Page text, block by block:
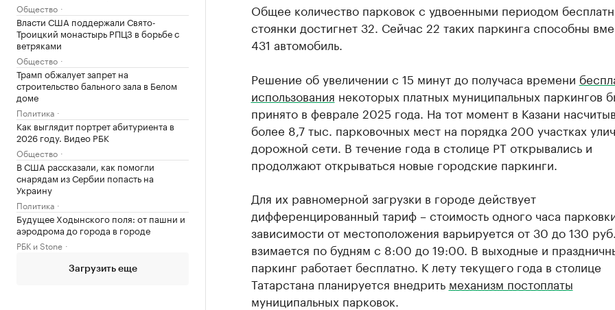
Общество
Власти США поддержали Свято-
Троицкий монастырь РПЦЗ в борьбе с
ветряками
Общество
Трамп обжалует запрет на
строительство бального зала в Белом
доме
Политика
Как выглядит портрет абитуриента в
2026 году. Видео РБК
Общество
В США рассказали, как помогли
снарядам из Сербии попасть на
Украину
Политика
Будущее Ходынского поля: от пашни и
аэродрома до города в городе
РБК и Stone
Загрузить еще
Общее количество парковок с удвоенными периодом
стоянки достигнет 32. Сейчас 22 таких паркинга способны
431 автомобиль.
Решение об увеличении с 15 минут до получаса времени
использования некоторых платных муниципальных паркингов
принято в феврале 2025 года. На тот момент в Казани
более 8,7 тыс. парковочных мест на порядка 200 участках
дорожной сети. В течение года в столице РТ открывались и
продолжают открываться новые городские паркинги.
Для их равномерной загрузки в городе действует
дифференцированный тариф – стоимость одного часа
зависимости от местоположения варьируется от 30 до 130
взимается по будням с 8:00 до 19:00. В выходные и
паркинг работает бесплатно. К лету текущего года в столице
Татарстана планируется внедрить механизм постоплаты
муниципальных парковок.